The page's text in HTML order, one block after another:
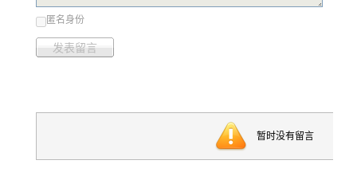
匿名身份
发表留言
暂时没有留言